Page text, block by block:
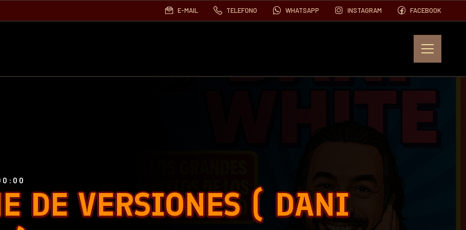
E-MAIL TELEFONO WHATSAPP INSTAGRAM FACEBOOK
DE VERSIONES ( DANI
EVENTOS
FOTOS
CONTACTO